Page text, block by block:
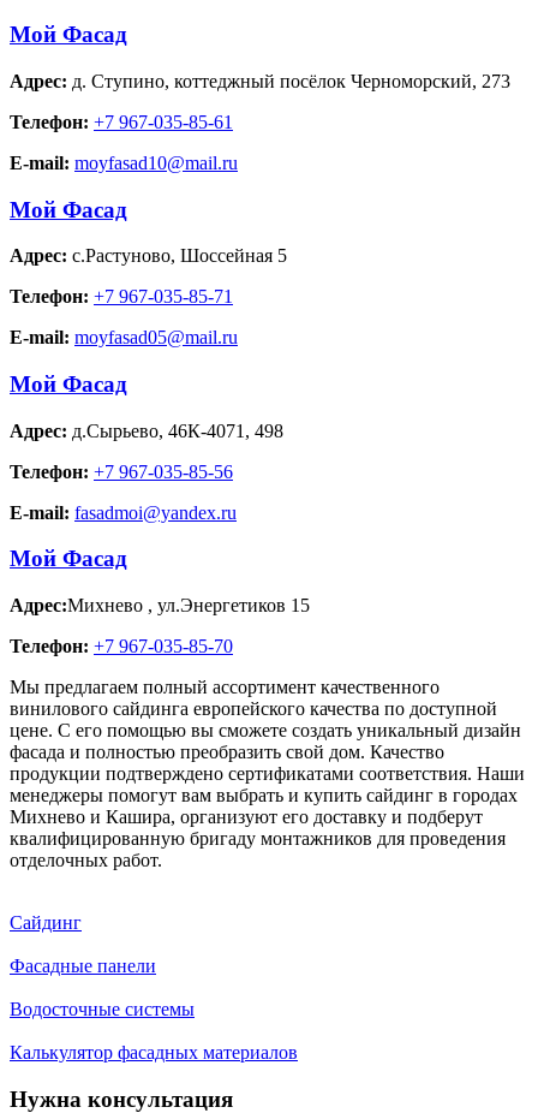
Мой Фасад
Адрес: д. Ступино, коттеджный посёлок Черноморский, 273
Телефон: +7 967-035-85-61
E-mail: moyfasad10@mail.ru
Мой Фасад
Адрес: с.Растуново, Шоссейная 5
Телефон: +7 967-035-85-71
E-mail: moyfasad05@mail.ru
Мой Фасад
Адрес: д.Сырьево, 46К-4071, 498
Телефон: +7 967-035-85-56
E-mail: fasadmoi@yandex.ru
Мой Фасад
Адрес:Михнево , ул.Энергетиков 15
Телефон: +7 967-035-85-70
Мы предлагаем полный ассортимент качественного
винилового сайдинга европейского качества по доступной
цене. С его помощью вы сможете создать уникальный дизайн
фасада и полностью преобразить свой дом. Качество
продукции подтверждено сертификатами соответствия. Наши
менеджеры помогут вам выбрать и купить сайдинг в городах
Михнево и Кашира, организуют его доставку и подберут
квалифицированную бригаду монтажников для проведения
отделочных работ.
Сайдинг
Фасадные панели
Водосточные системы
Калькулятор фасадных материалов
Нужна консультация